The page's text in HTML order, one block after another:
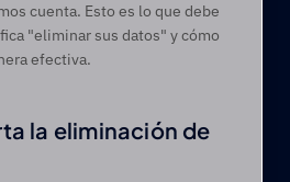
cuenta. Esto es lo que debe
"eliminar sus datos" y cómo
efectiva.
la eliminación de